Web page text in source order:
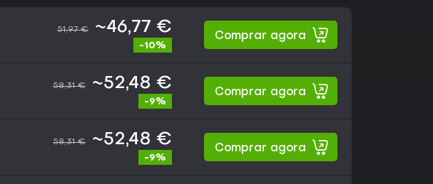
51,97 € ~46,77 €
-10%
Comprar agora
58,31 € ~52,48 €
-9%
Comprar agora
58,31 € ~52,48 €
-9%
Comprar agora